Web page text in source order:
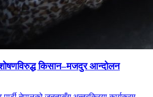
शोषणविरुद्ध किसान–मजदुर आन्दोलन